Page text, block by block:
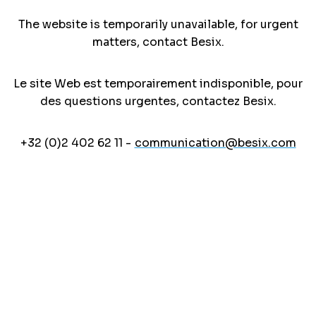
The website is temporarily unavailable, for urgent
matters, contact Besix.
Le site Web est temporairement indisponible, pour
des questions urgentes, contactez Besix.
+32 (0)2 402 62 11 - communication@besix.com